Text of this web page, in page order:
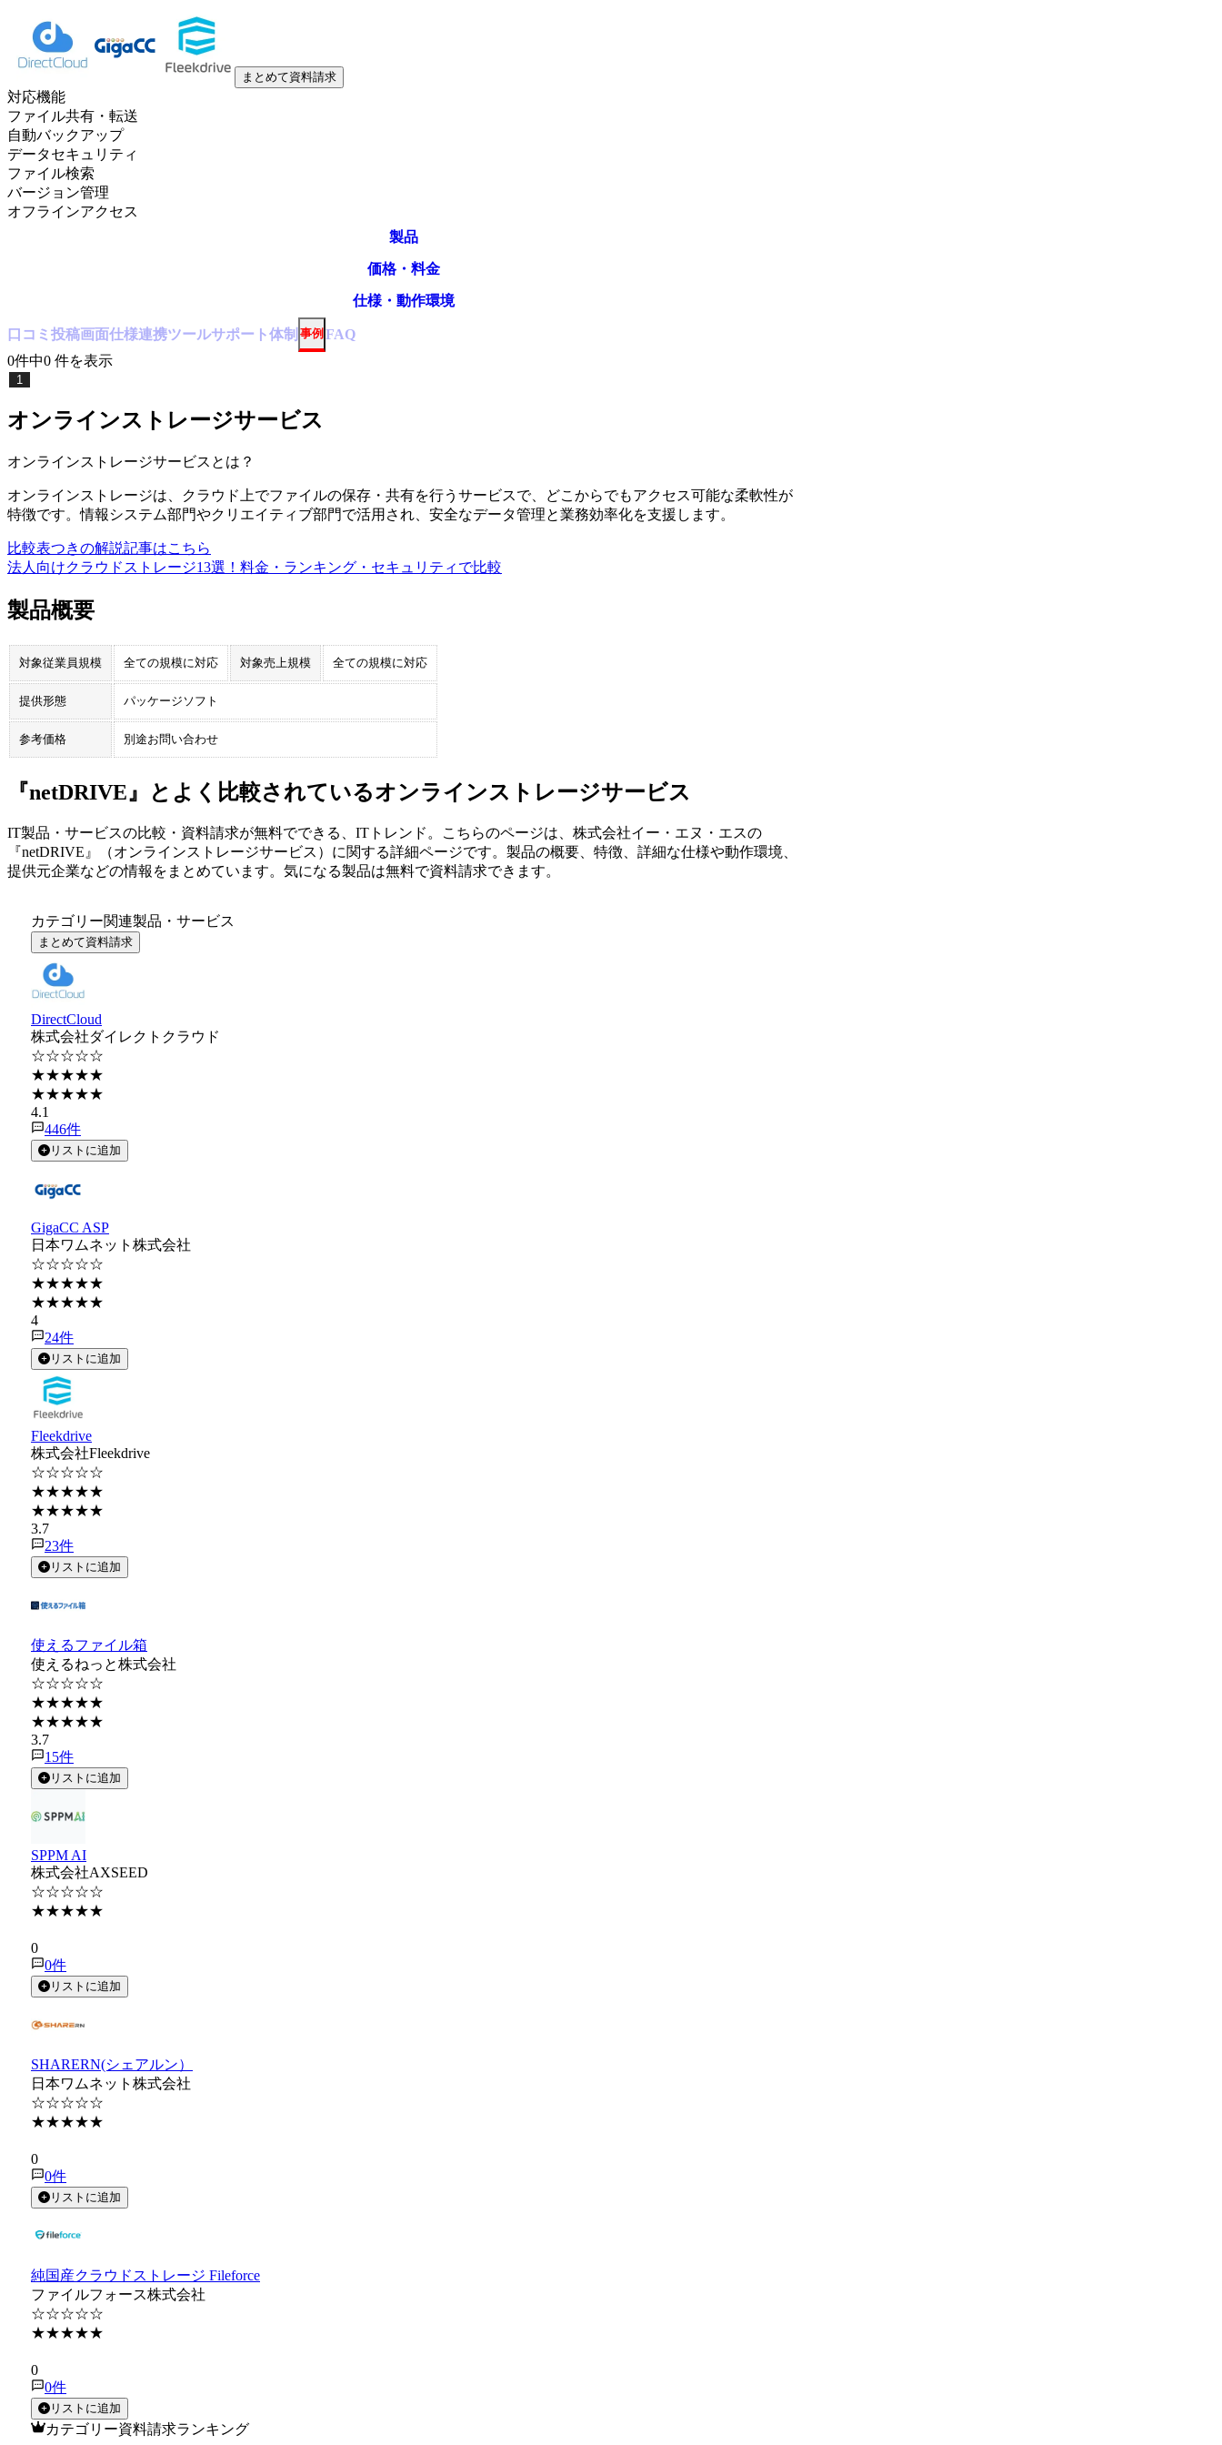
まとめて資料請求
対応機能
ファイル共有・転送
自動バックアップ
データセキュリティ
ファイル検索
バージョン管理
オフラインアクセス
製品
価格・料金
仕様・動作環境
口コミ 投稿画面仕様連携ツールサポート体制 事例 FAQ
0件中0 件を表示
1
オンラインストレージサービス
オンラインストレージサービス とは？
オンラインストレージは、クラウド上でファイルの保存・共有を行うサービスで、どこからでもアクセス可能な柔軟性が
特徴です。情報システム部門やクリエイティブ部門で活用され、安全なデータ管理と業務効率化を支援します。
比較表つきの解説記事はこちら
法人向けクラウドストレージ13選！料金・ランキング・セキュリティで比較
製品概要
対象従業員規模 全ての規模に対応 対象売上規模 全ての規模に対応
提供形態 パッケージソフト
参考価格 別途お問い合わせ
『netDRIVE』とよく比較されているオンラインストレージサービス
IT製品・サービスの比較・資料請求が無料でできる、ITトレンド。こちらのページは、 株式会社イー・エヌ・エスの
『netDRIVE』（オンラインストレージサービス ）に関する詳細ページです。製品の概要、特徴、詳細な仕様や動作環境、
提供元企業などの情報をまとめています。気になる製品は無料で資料請求できます。
カテゴリー関連製品・サービス
まとめて資料請求
DirectCloud
株式会社ダイレクトクラウド
☆☆☆☆☆
★★★★★
★★★★★
4.1
446件
リストに追加
GigaCC ASP
日本ワムネット株式会社
☆☆☆☆☆
★★★★★
★★★★★
4
24件
リストに追加
Fleekdrive
株式会社Fleekdrive
☆☆☆☆☆
★★★★★
★★★★★
3.7
23件
リストに追加
使えるファイル箱
使えるねっと株式会社
☆☆☆☆☆
★★★★★
★★★★★
3.7
15件
リストに追加
SPPM AI
株式会社AXSEED
☆☆☆☆☆
★★★★★
0
0件
リストに追加
SHARERN(シェアルン）
日本ワムネット株式会社
☆☆☆☆☆
★★★★★
0
0件
リストに追加
純国産クラウドストレージ Fileforce
ファイルフォース株式会社
☆☆☆☆☆
★★★★★
0
0件
リストに追加
カテゴリー資料請求ランキング